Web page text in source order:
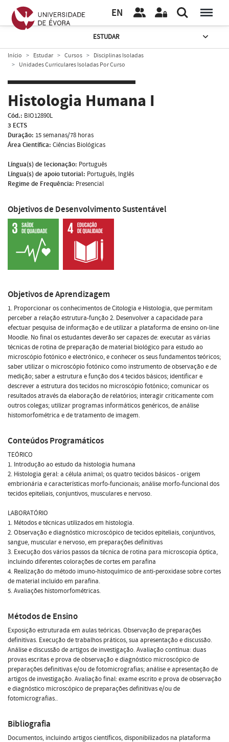
EN
ESTUDAR
Início Estudar Cursos
Disciplinas Isoladas
Unidades Curriculares Isoladas Por Curso
Histologia Humana I
Cód.: BIO12890L
3 ECTS
Duração: 15 semanas/78 horas
Área Científica: Ciências Biológicas
Língua(s) de lecionação: Português
Língua(s) de apoio tutorial: Português, Inglês
Regime de Frequência: Presencial
Objetivos de Desenvolvimento Sustentável
Objetivos de Aprendizagem
1. Proporcionar os conhecimentos de Citologia e Histologia, que permitam
perceber a relação estrutura-função 2. Desenvolver a capacidade para
efectuar pesquisa de informação e de utilizar a plataforma de ensino on-line
Moodle. No final os estudantes deverão ser capazes de: executar as várias
técnicas de rotina de preparação de material biológico para estudo ao
microscópio fotónico e electrónico, e conhecer os seus fundamentos teóricos;
saber utilizar o microscópio fotónico como instrumento de observação e de
medição; saber a estrutura e função dos 4 tecidos básicos; identificar e
descrever a estrutura dos tecidos no microscópio fotónico; comunicar os
resultados através da elaboração de relatórios; interagir criticamente com
outros colegas; utilizar programas informáticos genéricos, de análise
histomorfométrica e de tratamento de imagem.
Conteúdos Programáticos
TEÓRICO
1. Introdução ao estudo da histologia humana
2. Histologia geral: a célula animal; os quatro tecidos básicos - origem
embrionária e características morfo-funcionais; análise morfo-funcional dos
tecidos epiteliais, conjuntivos, musculares e nervoso.
LABORATÓRIO
1. Métodos e técnicas utilizados em histologia.
2. Observação e diagnóstico microscópico de tecidos epiteliais, conjuntivos,
sangue, muscular e nervoso, em preparações definitivas
3. Execução dos vários passos da técnica de rotina para microscopia óptica,
incluindo diferentes colorações de cortes em parafina
4. Realização do método imuno-histoquímico de anti-peroxidase sobre cortes
de material incluído em parafina.
5. Avaliações histomorfométricas.
Métodos de Ensino
Exposição estruturada em aulas teóricas. Observação de preparações
definitivas. Execução de trabalhos práticos, sua apresentação e discussão.
Análise e discussão de artigos de investigação. Avaliação contínua: duas
provas escritas e prova de observação e diagnóstico microscópico de
preparações definitivas e/ou de fotomicrografias; análise e apresentação de
artigos de investigação. Avaliação final: exame escrito e prova de observação
e diagnóstico microscópico de preparações definitivas e/ou de
fotomicrografias..
Bibliografia
Documentos, incluindo artigos científicos, disponibilizados na plataforma